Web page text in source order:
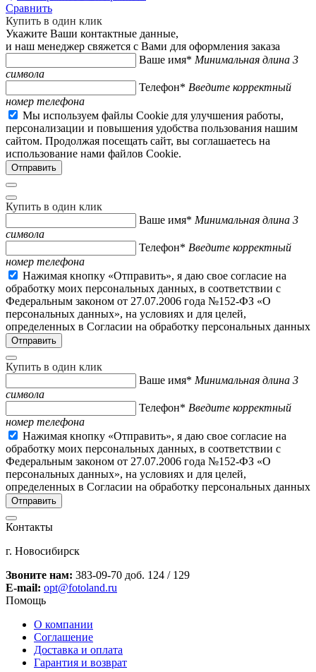
Сравнить
Купить в один клик
Укажите Ваши контактные данные,
и наш менеджер свяжется с Вами для оформления заказа
Ваше имя* Минимальная длина 3
символа
Телефон* Введите корректный
номер телефона
Мы используем файлы Cookie для улучшения работы,
персонализации и повышения удобства пользования нашим
сайтом. Продолжая посещать сайт, вы соглашаетесь на
использование нами файлов Cookie.
Купить в один клик
Ваше имя* Минимальная длина 3
символа
Телефон* Введите корректный
номер телефона
Нажимая кнопку «Отправить», я даю свое согласие на
обработку моих персональных данных, в соответствии с
Федеральным законом от 27.07.2006 года №152-ФЗ «О
персональных данных», на условиях и для целей,
определенных в Согласии на обработку персональных данных
Купить в один клик
Ваше имя* Минимальная длина 3
символа
Телефон* Введите корректный
номер телефона
Нажимая кнопку «Отправить», я даю свое согласие на
обработку моих персональных данных, в соответствии с
Федеральным законом от 27.07.2006 года №152-ФЗ «О
персональных данных», на условиях и для целей,
определенных в Согласии на обработку персональных данных
Контакты
г. Новосибирск
Звоните нам: 383-09-70 доб. 124 / 129
E-mail: opt@fotoland.ru
Помощь
О компании
Соглашение
Доставка и оплата
Гарантия и возврат